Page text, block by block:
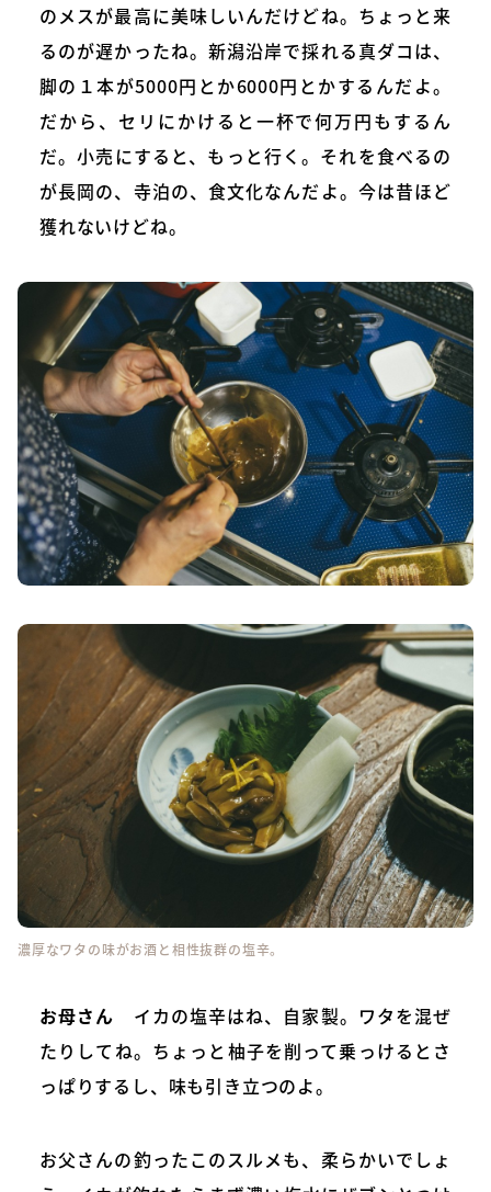
のメスが最高に美味しいんだけどね。ちょっと来
るのが遅かったね。新潟沿岸で採れる真ダコは、
脚の１本が5000円とか6000円とかするんだよ。
だから、セリにかけると一杯で何万円もするん
だ。小売にすると、もっと行く。それを食べるの
が長岡の、寺泊の、食文化なんだよ。今は昔ほど
獲れないけどね。
濃厚なワタの味がお酒と相性抜群の塩辛。
お母さん イカの塩辛はね、自家製。ワタを混ぜ
たりしてね。ちょっと柚子を削って乗っけるとさ
っぱりするし、味も引き立つのよ。
お父さんの釣ったこのスルメも、柔らかいでしょ